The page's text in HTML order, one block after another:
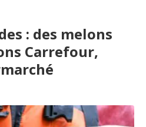
: des melons
Carrefour,